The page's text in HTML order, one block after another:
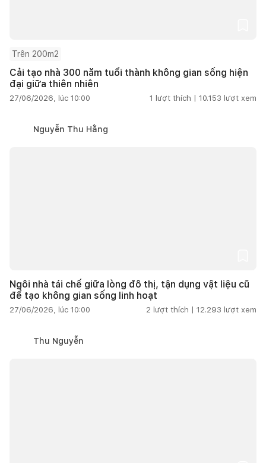
Trên 200m2
Cải tạo nhà 300 năm tuổi thành không gian sống hiện
đại giữa thiên nhiên
27/06/2026, lúc 10:00 1 lượt thích | 10.153 lượt xem
Nguyễn Thu Hằng
Ngôi nhà tái chế giữa lòng đô thị, tận dụng vật liệu cũ
để tạo không gian sống linh hoạt
27/06/2026, lúc 10:00 2 lượt thích | 12.293 lượt xem
Thu Nguyễn